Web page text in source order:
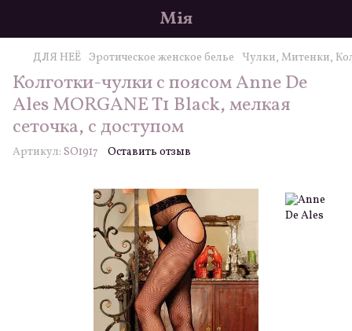
Мія
ДЛЯ НЕЁ Эротическое женское белье Чулки, Митенки,
Колготки-чулки с поясом Anne De
Ales MORGANE T1 Black, мелкая
сеточка, с доступом
Артикул: SO1917 Оставить отзыв